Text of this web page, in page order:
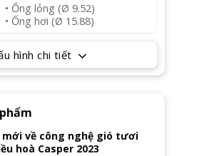
• Ống lỏng (Ø 9.52)
• Ống hơi (Ø 15.88)
hình chi tiết
về công nghệ gió tươi
hoà Casper 2023